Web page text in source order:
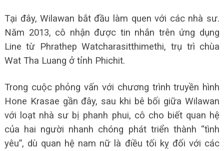
Tại đây, Wilawan bắt đầu làm quen với các nhà sư.
Năm 2013, cô nhận được tin nhắn trên ứng dụng
Line từ Phrathep Watcharasitthimethi, trụ trì chùa
Wat Tha Luang ở tỉnh Phichit.
Trong cuộc phỏng vấn với chương trình truyền hình
Hone Krasae gần đây, sau khi bê bối giữa Wilawan
với loạt nhà sư bị phanh phui, cô cho biết quan hệ
của hai người nhanh chóng phát triển thành “tình
yêu”, dù quan hệ nam nữ là điều tối kỵ đối với các